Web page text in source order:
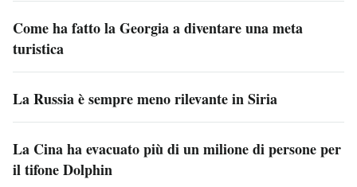
Come ha fatto la Georgia a diventare una meta
turistica
La Russia è sempre meno rilevante in Siria
La Cina ha evacuato più di un milione di persone per
il tifone Dolphin